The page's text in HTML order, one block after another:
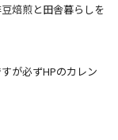
焙煎と田舎暮らしを
が必ずHPのカレン